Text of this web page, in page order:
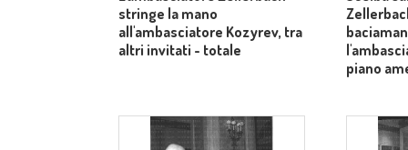
stringe la mano
all'ambasciatore Kozyrev, tra
altri invitati - totale
piano